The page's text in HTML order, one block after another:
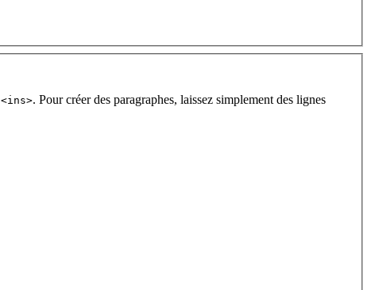
<ins>. Pour créer des paragraphes, laissez simplement des lignes